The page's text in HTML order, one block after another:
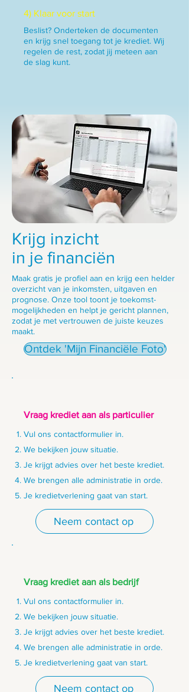
4) Klaar voor start
Beslist? Onderteken de documenten
en krijg snel toegang tot je krediet. Wij
regelen de rest, zodat jij meteen aan
de slag kunt.
Krijg inzicht
in je financiën
Maak gratis je profiel aan en krijg een helder
overzicht van je inkomsten, uitgaven en
prognose. Onze tool toont je toekomst-
mogelijkheden en helpt je gericht plannen,
zodat je met vertrouwen de juiste keuzes
maakt.
Ontdek 'Mijn Financiële Foto'
Vraag krediet aan als particulier
Vul ons contactformulier in.
We bekijken jouw situatie.
Je krijgt advies over het beste krediet.
We brengen alle administratie in orde.
Je kredietverlening gaat van start.
Neem contact op
Vraag krediet aan als bedrijf
Vul ons contactformulier in.
We bekijken jouw situatie.
Je krijgt advies over het beste krediet.
We brengen alle administratie in orde.
Je kredietverlening gaat van start.
Neem contact op